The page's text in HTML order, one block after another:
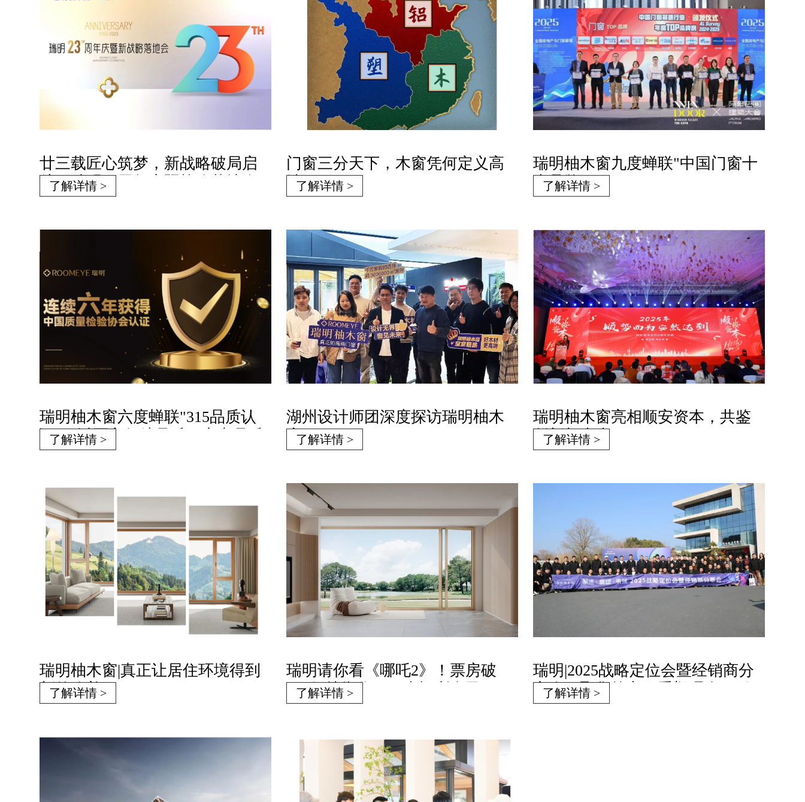
廿三载匠心筑梦，新战略破局启
航！瑞明23周年庆暨战略落地会
圆满落幕！
了解详情 >
门窗三分天下，木窗凭何定义高
端？
了解详情 >
瑞明柚木窗九度蝉联"中国门窗十
大品牌"
了解详情 >
瑞明柚木窗六度蝉联"315品质认
证"！以匠心领航品质，定义品质
新标杆
了解详情 >
湖州设计师团深度探访瑞明柚木
窗
了解详情 >
瑞明柚木窗亮相顺安资本，共鉴
创新与未来
了解详情 >
瑞明柚木窗|真正让居住环境得到
新的改善
了解详情 >
瑞明请你看《哪吒2》！票房破
200亿就靠你，两大福利全民狂
欢！
了解详情 >
瑞明|2025战略定位会暨经销商分
享会：聚焦核心，重塑理念，引
领市场
了解详情 >